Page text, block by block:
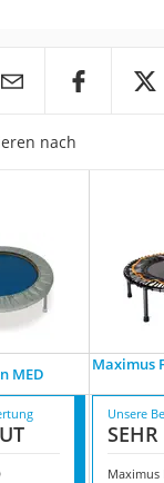
nach
MED
Maximus
Unsere